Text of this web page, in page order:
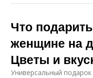
Что
женщине на
Цветы и
Универсальный